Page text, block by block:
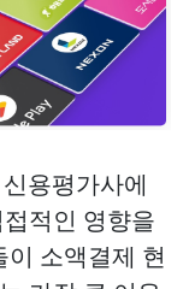
용평가사에
적인 영향을
소액결제 현